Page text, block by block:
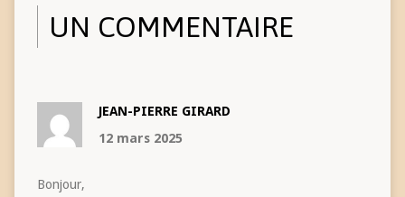
UN COMMENTAIRE
JEAN-PIERRE GIRARD
12 mars 2025
Bonjour,